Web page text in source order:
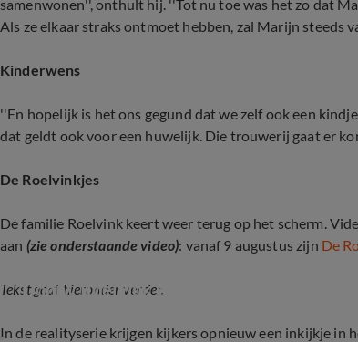
samenwonen'', onthult hij. ''Tot nu toe was het zo dat
Als ze elkaar straks ontmoet hebben, zal Marijn steeds
Kinderwens
''En hopelijk is het ons gegund dat we zelf ook een
dat geldt ook voor een huwelijk. Die trouwerij gaat er
De Roelvinkjes
De familie Roelvink keert weer terug op het scherm.
aan (zie onderstaande video): vanaf 9 augustus zijn De
Tekst gaat hieronder verder.
Donny Roelvink over het nieuwe seizoen
In de realityserie krijgen kijkers opnieuw een inkijkje in